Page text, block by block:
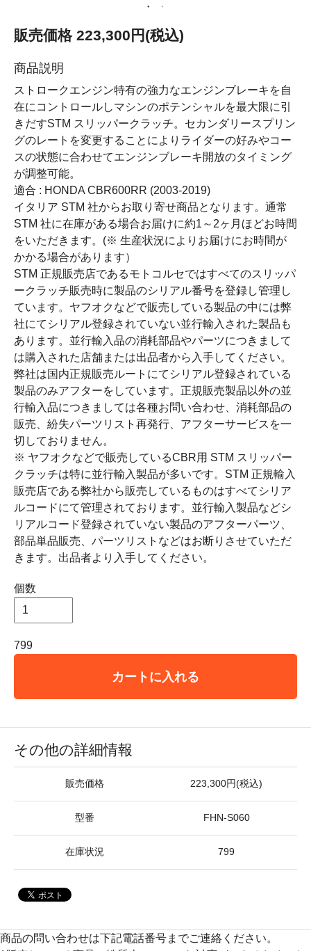
販売価格 223,300円(税込)
商品説明
ストロークエンジン特有の強力なエンジンブレーキを自
在にコントロールしマシンのポテンシャルを最大限に引
きだすSTM スリッパークラッチ。セカンダリースプリン
グのレートを変更することによりライダーの好みやコー
スの状態に合わせてエンジンブレーキ開放のタイミング
が調整可能。
適合 : HONDA CBR600RR (2003-2019)
イタリア STM 社からお取り寄せ商品となります。通常
STM 社に在庫がある場合お届けに約1～2ヶ月ほどお時間
をいただきます。(※ 生産状況によりお届けにお時間が
かかる場合があります）
STM 正規販売店であるモトコルセではすべてのスリッパ
ークラッチ販売時に製品のシリアル番号を登録し管理し
ています。ヤフオクなどで販売している製品の中には弊
社にてシリアル登録されていない並行輸入された製品も
あります。並行輸入品の消耗部品やパーツにつきまして
は購入された店舗または出品者から入手してください。
弊社は国内正規販売ルートにてシリアル登録されている
製品のみアフターをしています。正規販売製品以外の並
行輸入品につきましては各種お問い合わせ、消耗部品の
販売、紛失パーツリスト再発行、アフターサービスを一
切しておりません。
※ ヤフオクなどで販売しているCBR用 STM スリッパー
クラッチは特に並行輸入製品が多いです。STM 正規輸入
販売店である弊社から販売しているものはすべてシリア
ルコードにて管理されております。並行輸入製品などシ
リアルコード登録されていない製品のアフターパーツ、
部品単品販売、パーツリストなどはお断りさせていただ
きます。出品者より入手してください。
個数
799
カートに入れる
その他の詳細情報
販売価格 223,300円(税込)
型番 FHN-S060
在庫状況 799
商品の問い合わせは下記電話番号までご連絡ください。